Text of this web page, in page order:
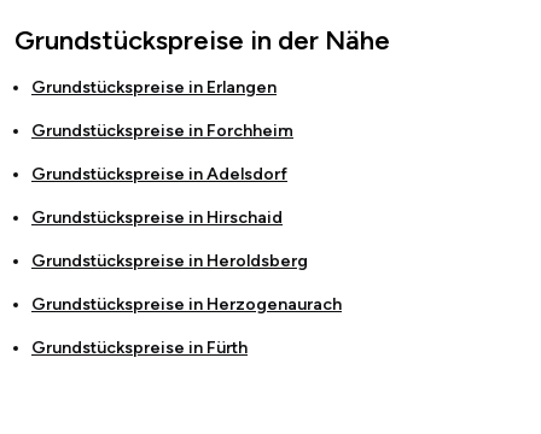
Grundstückspreise in der Nähe
Grundstückspreise in Erlangen
Grundstückspreise in Forchheim
Grundstückspreise inAdelsdorf
Grundstückspreise in Hirschaid
Grundstückspreise in Heroldsberg
Grundstückspreise in Herzogenaurach
Grundstückspreise in Fürth